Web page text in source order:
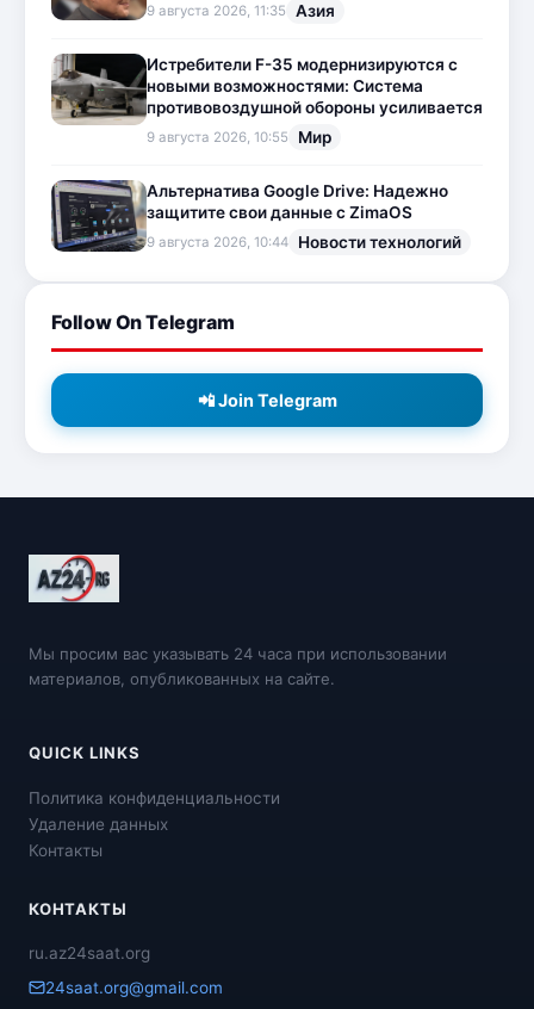
9 августа 2026, 11:35 Азия
Истребители F-35 модернизируются с
новыми возможностями: Система
противовоздушной обороны усиливается
9 августа 2026, 10:55 Мир
Альтернатива Google Drive: Надежно
защитите свои данные с ZimaOS
9 августа 2026, 10:44 Новости технологий
Follow On Telegram
📲 Join Telegram
Мы просим вас указывать 24 часа при использовании
материалов, опубликованных на сайте.
QUICK LINKS
Политика конфиденциальности
Удаление данных
Контакты
КОНТАКТЫ
ru.az24saat.org
24saat.org@gmail.com